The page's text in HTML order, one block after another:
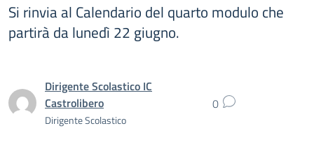
Si rinvia al Calendario del quarto modulo che
partirà da lunedì 22 giugno.
Dirigente Scolastico IC
Castrolibero
Dirigente Scolastico
0